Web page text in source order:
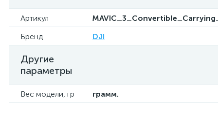
Артикул
Бренд
DJI
Другие
параметры
Вес модели, гр грамм.